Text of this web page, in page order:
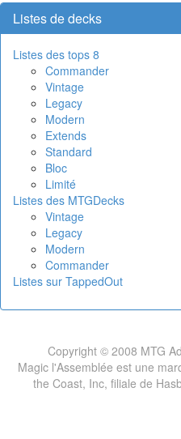
Listes de decks
Listes des tops 8
Commander
Vintage
Legacy
Modern
Extends
Standard
Bloc
Limité
Listes des MTGDecks
Vintage
Legacy
Modern
Commander
Listes sur TappedOut
Copyright © 2008 MTG
Magic l'Assemblée est une
the Coast, Inc, filiale de